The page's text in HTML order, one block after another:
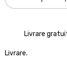
Livrare
Livrare.